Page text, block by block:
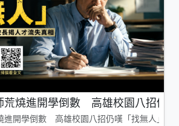
荒燒進開學倒數 高雄校園八招仍
進開學倒數 高雄校園八招仍嘆「找無人」